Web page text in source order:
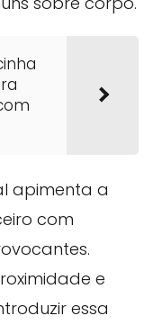
apimenta a
com
e
essa